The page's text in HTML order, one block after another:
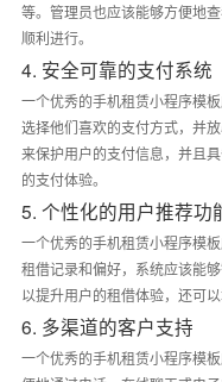
等。管理员也应该能够方便地
顺利进行。
4. 安全可靠的支付系统
一个优秀的手机租赁小程序模
选择他们喜欢的支付方式，并
来保护用户的支付信息，并且
的支付体验。
5. 个性化的用户推荐功
一个优秀的手机租赁小程序模
租借记录和偏好，系统应该能
以提升用户的租借体验，还可
6. 多渠道的客户支持
一个优秀的手机租赁小程序模